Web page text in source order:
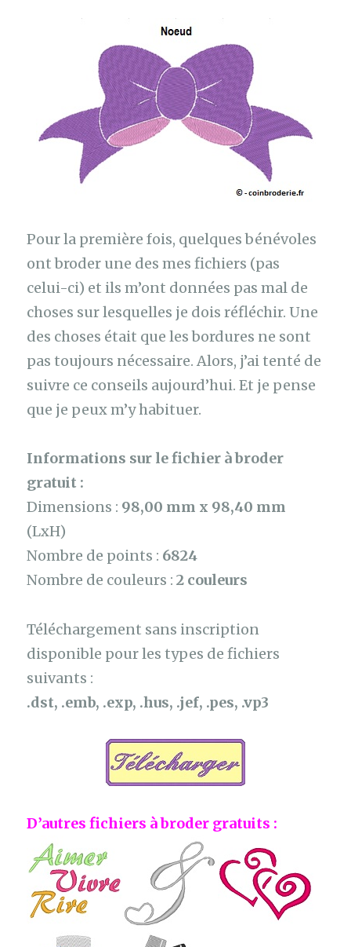
Pour la première fois, quelques bénévoles
ont broder une des mes fichiers (pas
celui-ci) et ils m’ont données pas mal de
choses sur lesquelles je dois réfléchir. Une
des choses était que les bordures ne sont
pas toujours nécessaire. Alors, j’ai tenté de
suivre ce conseils aujourd’hui. Et je pense
que je peux m’y habituer.
Informations sur le fichier à broder
gratuit :
Dimensions : 98,00 mm x 98,40 mm
(LxH)
Nombre de points : 6824
Nombre de couleurs :2 couleurs
Téléchargement sans inscription
disponible pour les types de fichiers
suivants :
.dst, .emb, .exp, .hus, .jef, .pes, .vp3
D’autres fichiers à broder gratuits :